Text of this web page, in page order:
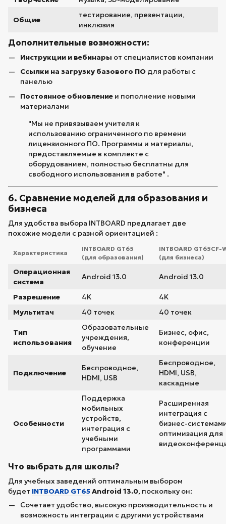
Общие
тестирование, презентации,
инклюзия
Дополнительные возможности:
Инструкции и вебинары от специалистов компании
Ссылки на загрузку базового ПО для работы с
панелью
Постоянное обновление и пополнение новыми
материалами
"Мы не привязываем учителя к
использованию ограниченного по времени
лицензионного ПО. Программы и материалы,
предоставляемые в комплекте с
оборудованием, полностью бесплатны для
свободного использования в работе" .
6. Сравнение моделей для образования и
бизнеса
Для удобства выбора INTBOARD предлагает две
похожие модели с разной ориентацией :
Характеристика
INTBOARD GT65
(для образования)
INTBOARD GT65CF-
(для бизнеса)
Операционная
система
Android 13.0 Android 13.0
Разрешение 4K
4K
Мультитач
40 точек 40 точек
Тип
использования
Образовательные
учреждения,
обучение
Бизнес, офис,
конференции
Подключение
Беспроводное,
HDMI, USB
Беспроводное,
HDMI, USB,
каскадные
Особенности
Поддержка
мобильных
устройств,
интеграция с
учебными
программами
Расширенная
интеграция с
бизнес-
оптимизация для
Что выбрать для школы?
Для учебных заведений оптимальным выбором
будет INTBOARD GT65Android 13.0, поскольку он:
Сочетает удобство, высокую производительность и
возможность интеграции с другими устройствами